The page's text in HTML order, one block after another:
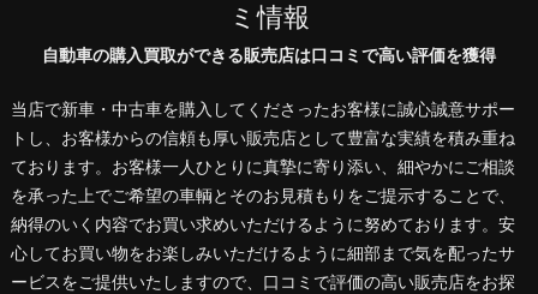
自動車の購入買取ができる販売店は口コミで高い評価を獲得
ミ情報
当店で新車・中古車を購入してくださったお客様に誠心誠意サポー
トし、お客様からの信頼も厚い販売店として豊富な実績を積み重ね
ております。お客様一人ひとりに真摯に寄り添い、細やかにご相談
を承った上でご希望の車輌とそのお見積もりをご提示することで、
納得のいく内容でお買い求めいただけるように努めております。安
心してお買い物をお楽しみいただけるように細部まで気を配ったサ
ービスをご提供いたしますので、口コミで評価の高い販売店をお探